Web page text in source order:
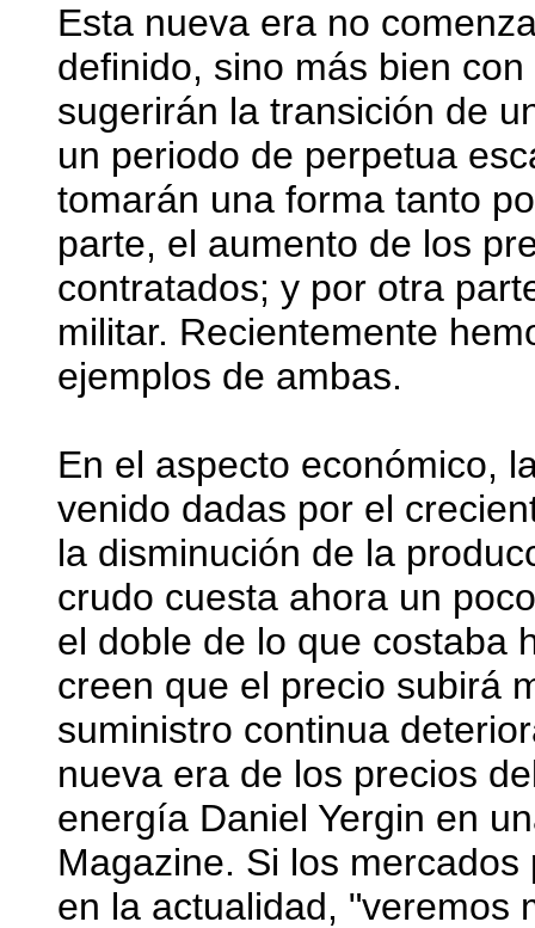
Esta nueva era no
definido, sino más bien
sugerirán la transición de
un periodo de perpetua
tomarán una forma tanto
parte, el aumento de los
contratados; y por otra
militar. Recientemente
ejemplos de ambas.
En el aspecto económico,
venido dadas por el
la disminución de la
crudo cuesta ahora un
el doble de lo que costaba
creen que el precio subirá
suministro continua
nueva era de los precios
energía Daniel Yergin en
Magazine. Si los
en la actualidad, "veremos